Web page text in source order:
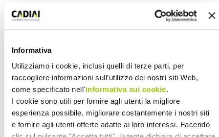
Informativa
Utilizziamo i cookie, inclusi quelli di terze parti, per
raccogliere informazioni sull’utilizzo dei nostri siti Web,
come specificato nell'informativa sui cookie
I cookie sono utili per fornire agli utenti la migliore
esperienza possibile, migliorare costantemente i nostri siti
e fornire agli utenti offerte adatte ai loro interessi. Facendo
Le cornici,
realizzate con rami raccolti, ospitano le
in tre aree: “arte e cultura”, dedicata
alle iniziative culturali e artistiche; “il
quartiere per te”, rivolta ai servizi per il
cittadino e la comunità; “proposte 0-18
anni”, che raccoglie attività ludico-
ricreative e sportive per bambine,
bambini, ragazze e ragazzi.